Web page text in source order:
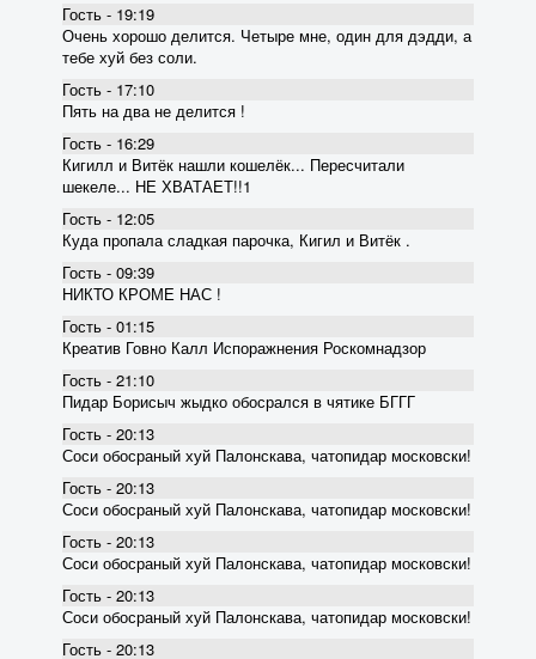
Гость - 19:19
Очень хорошо делится. Четыре мне, один для дэдди, а
тебе хуй без соли.
Гость - 17:10
Пять на два не делится !
Гость - 16:29
Кигилл и Витёк нашли кошелёк... Пересчитали
шекеле... НЕ ХВАТАЕТ!!1
Гость - 12:05
Куда пропала сладкая парочка, Кигил и Витёк .
Гость - 09:39
НИКТО КРОМЕ НАС !
Гость - 01:15
Креатив Говно Калл Испоражнения Роскомнадзор
Гость - 21:10
Пидар Борисыч жыдко обосрался в чятике БГГГ
Гость - 20:13
Соси обосраный хуй Палонскава, чатопидар московски!
Гость - 20:13
Соси обосраный хуй Палонскава, чатопидар московски!
Гость - 20:13
Соси обосраный хуй Палонскава, чатопидар московски!
Гость - 20:13
Соси обосраный хуй Палонскава, чатопидар московски!
Гость - 20:13